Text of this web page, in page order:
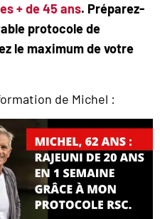
+ de 45 ans. Préparez-
protocole de
le maximum de votre
de Michel :